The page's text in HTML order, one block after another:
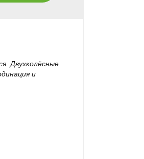
Двухколёсные
и